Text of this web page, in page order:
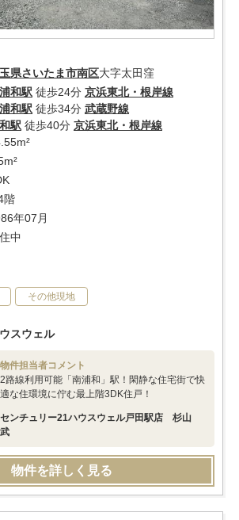
県さいたま市南区大字太田窪
和駅 徒歩24分 京浜東北・根岸線
和駅 徒歩34分 武蔵野線
駅 徒歩40分 京浜東北・根岸線
階
年07月
中
その他現地
スウェル
物件担当者コメント
2路線利用可能「南浦和」駅！閑静な住宅街で快
適な住環境に佇む最上階3DK住戸！
センチュリー21ハウスウェル戸田駅店 杉山
武
物件を詳しく見る